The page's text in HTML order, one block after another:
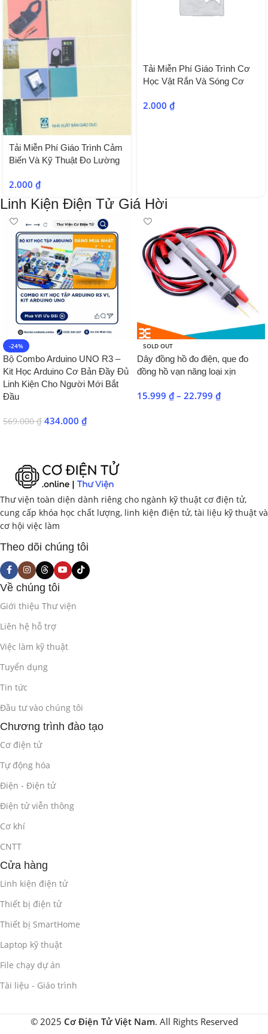
Tải Miễn Phí Giáo Trình Cảm
Biến Và Kỹ Thuật Đo Lường
2.000 ₫
Tải Miễn Phí Giáo Trình Cơ
Học Vật Rắn Và Sóng Cơ
2.000 ₫
Linh Kiện Điện Tử Giá Hời
-24%
Bộ Combo Arduino UNO R3 –
Kit Học Arduino Cơ Bản Đầy Đủ
Linh Kiện Cho Người Mới Bắt
Đầu
569.000₫ 434.000 ₫
SOLD OUT
Dây đồng hồ đo điện, que đo
đồng hồ vạn năng loại xịn
15.999 ₫ – 22.799 ₫
Thư viện toàn diện dành riêng cho ngành kỹ thuật cơ điện tử,
cung cấp khóa học chất lượng, linh kiện điện tử, tài liệu kỹ thuật và
cơ hội việc làm
Theo dõi chúng tôi
Về chúng tôi
Giới thiệu Thư viện
Liên hệ hỗ trợ
Việc làm kỹ thuật
Tuyển dụng
Tin tức
Đầu tư vào chúng tôi
Chương trình đào tạo
Cơ điện tử
Tự động hóa
Điện - Điện tử
Điện tử viễn thông
Cơ khí
CNTT
Cửa hàng
Linh kiện điện tử
Thiết bị điện tử
Thiết bị SmartHome
Laptop kỹ thuật
File chạy dự án
Tài liệu - Giáo trình
© 2025 Cơ Điện Tử Việt Nam. All Rights Reserved